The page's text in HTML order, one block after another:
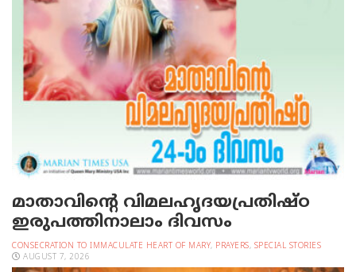
മാതാവിന്റെ വിമലഹൃദയപ്രതിഷ്ഠ
ഇരുപത്തിനാലാം ദിവസം
CONSECRATION TO IMMACULATE HEART OF MARY, PRAYERS, SPECIAL STORIES
AUGUST 7, 2026